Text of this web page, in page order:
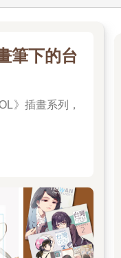
跟當時的主廚大堂浩樹
的餐館。
得注意到他們的背景
邁爾士．戴維斯
惱人。我開始注意到這
。回家以後我明知這
大堂：「你作的菜彷
普大廈」，然後擅自
芙二子、田中泯還有
不協調，讓我氣憤不
有在捧場的餐館，我
曲，而以Goldmund的
Twin）的〈Avril 14th〉
筆下的台
》插畫系列，